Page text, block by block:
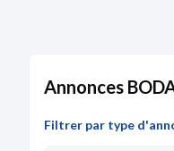
Annonces
Filtrer par type